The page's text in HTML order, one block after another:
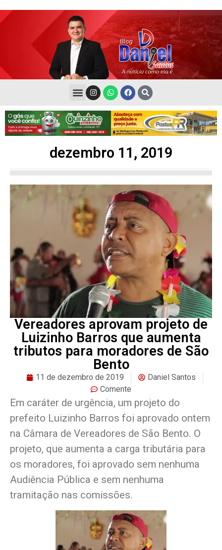
dezembro 11, 2019
Vereadores aprovam projeto de
Luizinho Barros que aumenta
tributos para moradores de São
Bento
11 de dezembro de 2019
Daniel Santos
Comente
Em caráter de urgência, um projeto do
prefeito Luizinho Barros foi aprovado ontem
na Câmara de Vereadores de São Bento. O
projeto, que aumenta a carga tributária para
os moradores, foi aprovado sem nenhuma
Audiência Pública e sem nenhuma
tramitação nas comissões.